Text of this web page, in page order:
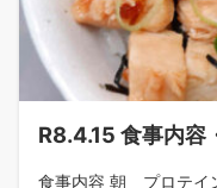
R8.4.15 食事内容
食事内容 朝 プロテイ